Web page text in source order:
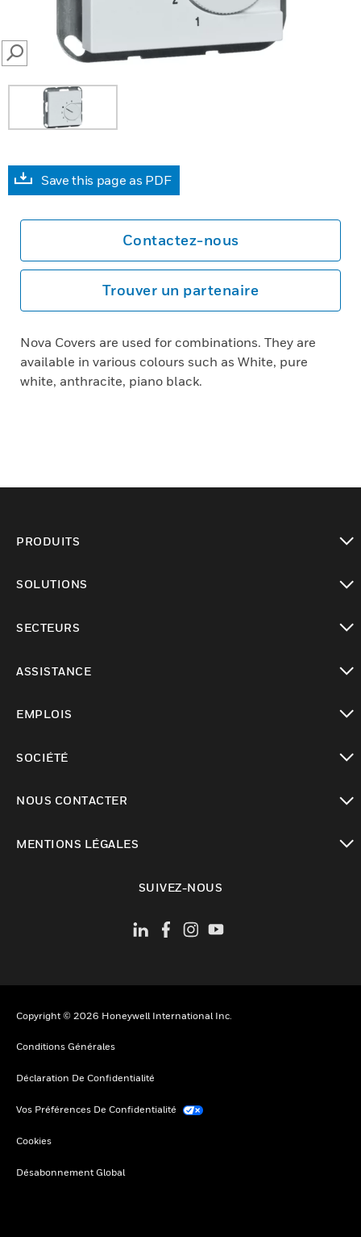
SEARCH
Save this page as PDF
Contactez-nous
Trouver un partenaire
Nova Covers are used for combinations. They are
available in various colours such as White, pure
white, anthracite, piano black.
PRODUITS
SOLUTIONS
SECTEURS
ASSISTANCE
EMPLOIS
SOCIÉTÉ
NOUS CONTACTER
MENTIONS LÉGALES
SUIVEZ-NOUS
Copyright © 2026 Honeywell International Inc.
Conditions Générales
Déclaration De Confidentialité
Vos Préférences De Confidentialité
Cookies
Désabonnement Global